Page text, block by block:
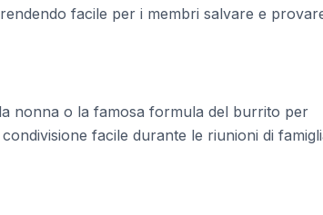
facile per i membri salvare e
nonna o la famosa formula del burrito per
facile durante le riunioni di